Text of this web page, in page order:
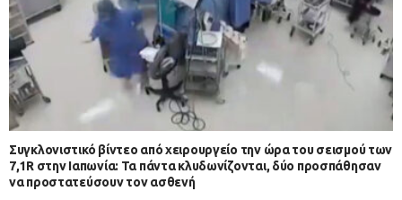
Συγκλονιστικό βίντεο από χειρουργείο την ώρα του σεισμού των
7,1R στην Ιαπωνία: Τα πάντα κλυδωνίζονται, δύο προσπάθησαν
να προστατεύσουν τον ασθενή